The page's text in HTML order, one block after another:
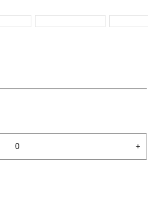
+